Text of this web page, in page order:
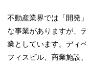
不動産業界では「開発
な事業がありますが、
業としています。ディ
フィスビル、商業施設